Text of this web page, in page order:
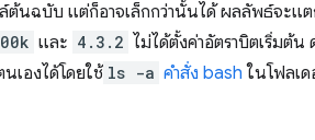
ต้นฉบับ แต่ก็อาจเล็กกว่านั้นได้ ผลลัพธ์จะแต
และ 4.3.2 ไม่ได้ตั้งค่าอัตราบิตเริ่มต้น
เองได้โดยใช้ ls -a คำสั่ง bash ในโฟลเ